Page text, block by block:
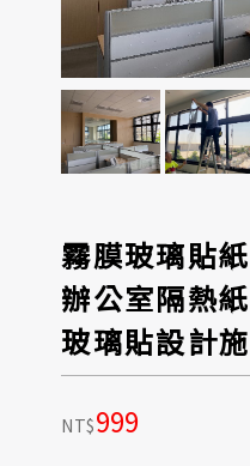
霧膜玻璃貼
辦公室隔熱
玻璃貼設計
NT$999